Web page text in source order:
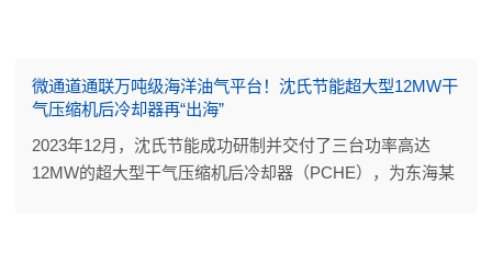
微通道通联万吨级海洋油气平台！沈氏节能超大型12MW干
气压缩机后冷却器再“出海”
2023年12月，沈氏节能成功研制并交付了三台功率高达
12MW的超大型干气压缩机后冷却器（PCHE），为东海某